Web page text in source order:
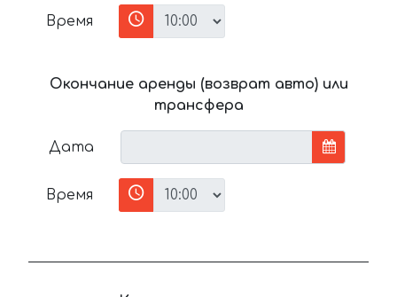
Время
Окончание аренды (возврат авто) или
трансфера
Дата
Время